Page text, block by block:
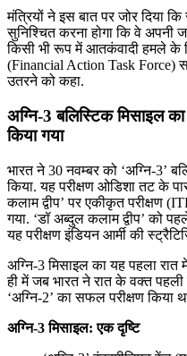
मंत्रियों ने इस बात पर जोर दिया
सुनिश्चित करना होगा कि वे अपनी
किसी भी रूप में आतकंवादी हमले के
(Financial Action Task Force)
उतरने को कहा.
अग्नि-3 बलिस्टिक मिसाइल
किया गया
भारत ने 30 नवम्बर को ‘अग्नि-3’
किया. यह परीक्षण ओडिशा तट के
कलाम द्वीप’ पर एकीकृत परीक्षण
गया. ‘डॉ अब्दुल कलाम द्वीप’ को
यह परीक्षण इंडियन आर्मी की
अग्नि-3 मिसाइल का यह पहला रात
ही में जब भारत ने रात के वक्त
‘अग्नि-2’ का सफल परीक्षण किया
अग्नि-3 मिसाइल: एक दृष्टि